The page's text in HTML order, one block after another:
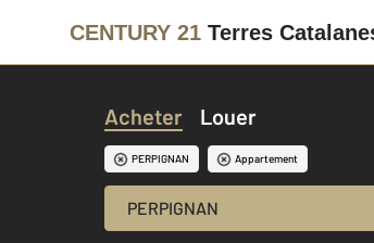
CENTURY 21 Terres
Acheter Louer
PERPIGNAN Appartement
PERPIGNAN